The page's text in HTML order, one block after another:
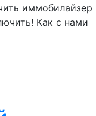
иммобилайзер
Как с нами